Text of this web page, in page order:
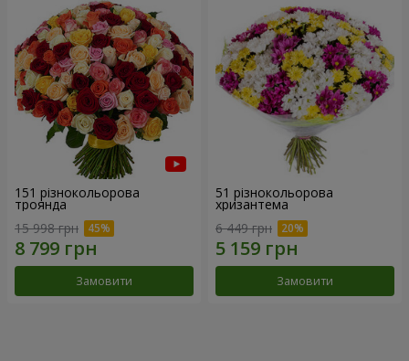
151 різнокольорова
троянда
15 998 грн
Замовити
51 різнокольорова
хризантема
6 449 грн
Замовити